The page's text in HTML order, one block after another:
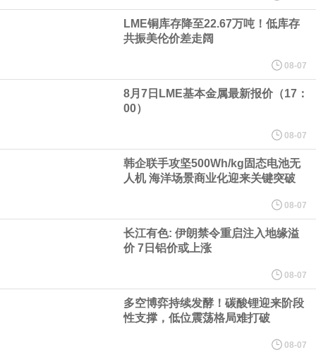
用人形机器人、四足机器人等产品。
美国总统特朗普6日否认他对国防部长赫格塞思不满，称对赫格塞思
所做的工作“非常满意”。特朗普在社交媒体上发帖称，一些媒体有关
他与赫格塞思就弹药短缺问题发生冲突的报道是“完全没有根据的谣
言”，他对赫格塞思所做的工作“非常满意”。
据报道，威刚近日在法说会上表示，在需求增加、价格走高及货源
稳定的三大有利因素带动下，预期第3季度营运将优于第2季度，并
进一步扩大全年营运成果。
美国国会预算办公室（CBO）于当地时间5日发布报告称，美国海军
LME铜库存降至22.67万吨！低库存
共振美伦价差走阔
08-07
8月7日LME基本金属最新报价（17：
00）
08-07
韩企联手攻坚500Wh/kg固态电池无
人机 海洋场景商业化迎来关键突破
08-07
长江有色: 伊朗禁令重启注入地缘溢
价 7日铝价或上涨
08-07
多空博弈持续发酵！碳酸锂迎来阶段
性支撑，低位震荡格局难打破
08-07